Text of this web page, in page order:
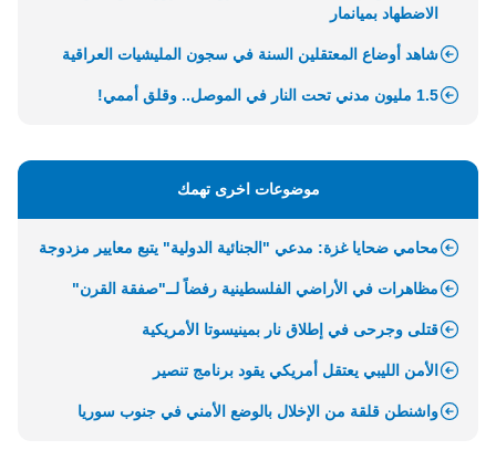
الاضطهاد بميانمار
شاهد أوضاع المعتقلين السنة في سجون المليشيات العراقية
1.5 مليون مدني تحت النار في الموصل.. وقلق أممي!
موضوعات اخرى تهمك
محامي ضحايا غزة: مدعي "الجنائية الدولية" يتبع معايير مزدوجة
مظاهرات في الأراضي الفلسطينية رفضاً لــ"صفقة القرن"
قتلى وجرحى في إطلاق نار بمينيسوتا الأمريكية
الأمن الليبي يعتقل أمريكي يقود برنامج تنصير
واشنطن قلقة من الإخلال بالوضع الأمني في جنوب سوريا